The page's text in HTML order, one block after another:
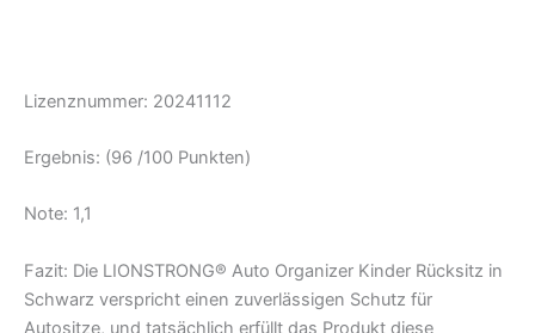
Lizenznummer: 20241112
Ergebnis: (96 /100 Punkten)
Note: 1,1
Fazit: Die LIONSTRONG® Auto Organizer Kinder Rücksitz in
Schwarz verspricht einen zuverlässigen Schutz für
Autositze, und tatsächlich erfüllt das Produkt diese